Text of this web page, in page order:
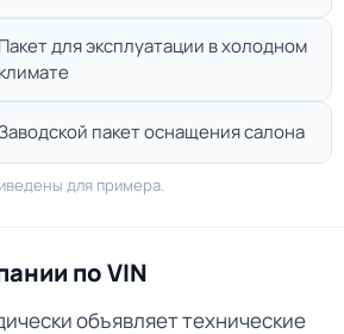
Пакет для эксплуатации в холодном
климате
пакет оснащения салона
для примера.
по VIN
объявляет технические